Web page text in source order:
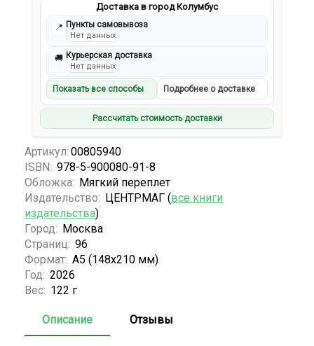
Доставка в город Колумбус
📍 Пункты самовывоза
Нет данных
🚚 Курьерская доставка
Нет данных
Показать все способы Подробнее о доставке
Рассчитать стоимость доставки
Артикул: 00805940
ISBN: 978-5-900080-91-8
Обложка: Мягкий переплет
Издательство: ЦЕНТРМАГ (все книги
издательства)
Город: Москва
Страниц: 96
Формат: А5 (148x210 мм)
Год: 2026
Вес: 122 г
Описание Отзывы